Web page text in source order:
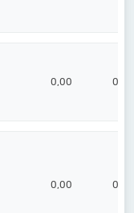
0,00 0,00
0,00 0,00